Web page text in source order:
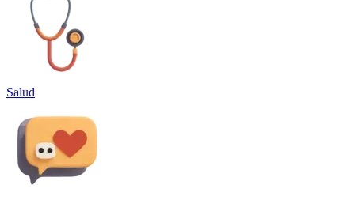
Salud